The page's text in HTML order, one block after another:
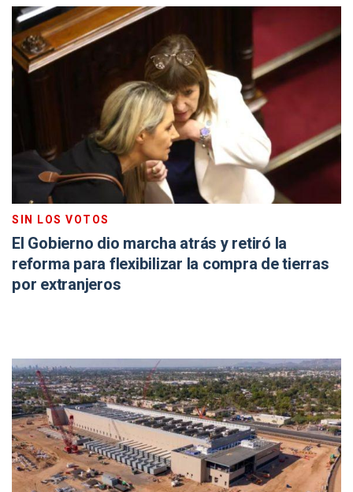
SIN LOS VOTOS
El Gobierno dio marcha atrás y retiró la
reforma para flexibilizar la compra de tierras
por extranjeros